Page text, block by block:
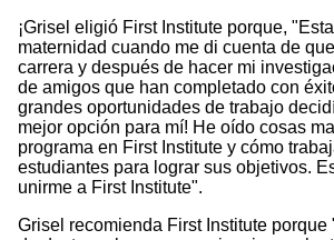
¡Grisel eligió First Institute porque,
maternidad cuando me di cuenta de
carrera y después de hacer mi
de amigos que han completado con
grandes oportunidades de trabajo
mejor opción para mí! He oído cosas
programa en First Institute y cómo
estudiantes para lograr sus objetivos.
unirme a First Institute".
Grisel recomienda First Institute